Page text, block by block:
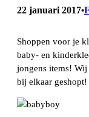
22 januari 2017•
Shoppen voor je
baby- en
jongens items!
bij elkaar